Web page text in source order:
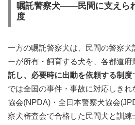
嘱託警察犬——民間に支えら
度
一方の嘱託警察犬は、民間の警察犬
ーが所有・飼育する犬を、各都道府
託し、必要時に出動を依頼する制度
では全国の事件・事故に対応しき
協会(NPDA)・全日本警察犬協会
察犬審査会で合格した民間犬と訓